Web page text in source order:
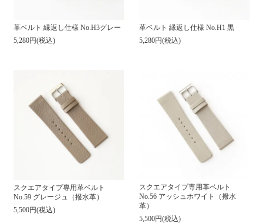
革ベルト 縁返し仕様 No.H3グレー
5,280円(税込)
革ベルト 縁返し仕様 No.H1 黒
5,280円(税込)
スクエアタイプ専用革ベルト
No.59 グレージュ（撥水革）
5,500円(税込)
スクエアタイプ専用革ベルト
No.56 アッシュホワイト（撥水
革）
5,500円(税込)